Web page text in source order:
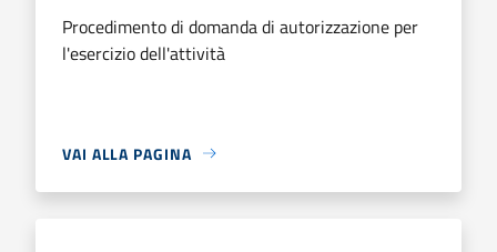
Procedimento di domanda di autorizzazione per
l'esercizio dell'attività
VAI ALLA PAGINA